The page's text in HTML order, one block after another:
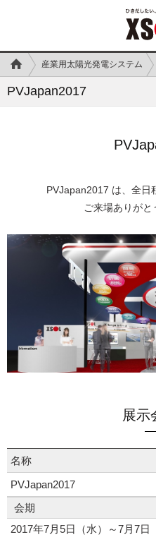
産業用太陽光発電システム
PVJapan2017
PVJapan2017 は、全日
ご来場ありがと
展示
名称
PVJapan2017
会期
2017年7月5日（水）～7月7日